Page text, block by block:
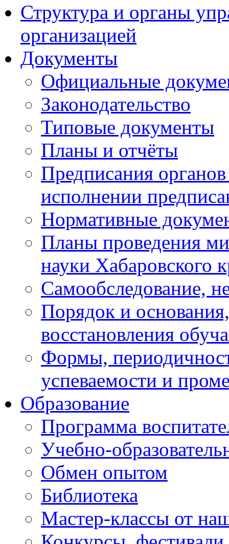
Структура и органы
организацией
Документы
Официальные
Законодательство
Типовые документы
Планы и отчёты
Предписания
исполнении
Нормативные
Планы проведения
науки Хабаровского
Самообследование,
Порядок и
восстановления
Формы,
успеваемости и
Образование
Программа
Учебно-
Обмен опытом
Библиотека
Мастер-классы от